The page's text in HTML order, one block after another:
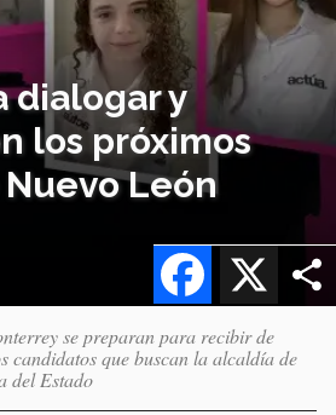
dialogar y
los próximos
León
X
Facebook
se preparan para recibir de
candidatos que buscan la alcaldía de
del Estado